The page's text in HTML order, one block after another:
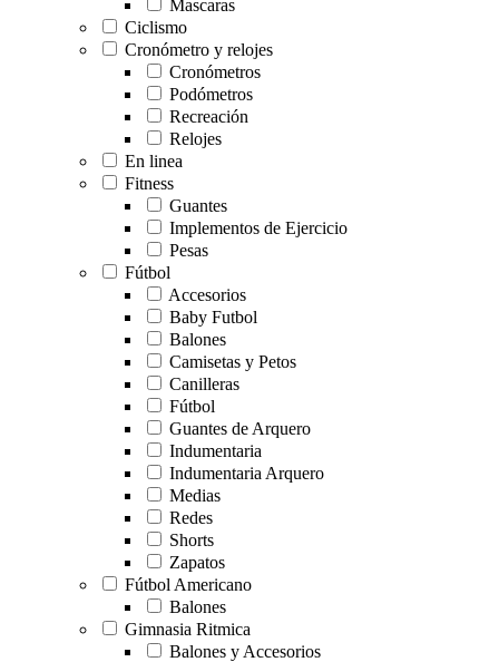
Mascaras
Ciclismo
Cronómetro y relojes
Cronómetros
Podómetros
Recreación
Relojes
En linea
Fitness
Guantes
Implementos de Ejercicio
Pesas
Fútbol
Accesorios
Baby Futbol
Balones
Camisetas y Petos
Canilleras
Fútbol
Guantes de Arquero
Indumentaria
Indumentaria Arquero
Medias
Redes
Shorts
Zapatos
Fútbol Americano
Balones
Gimnasia Ritmica
Balones y Accesorios